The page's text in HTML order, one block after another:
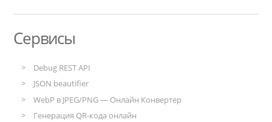
Сервисы
Debug REST API
JSON beautifier
WebP в JPEG/PNG — Онлайн Конвертер
Генерация QR-кода онлайн